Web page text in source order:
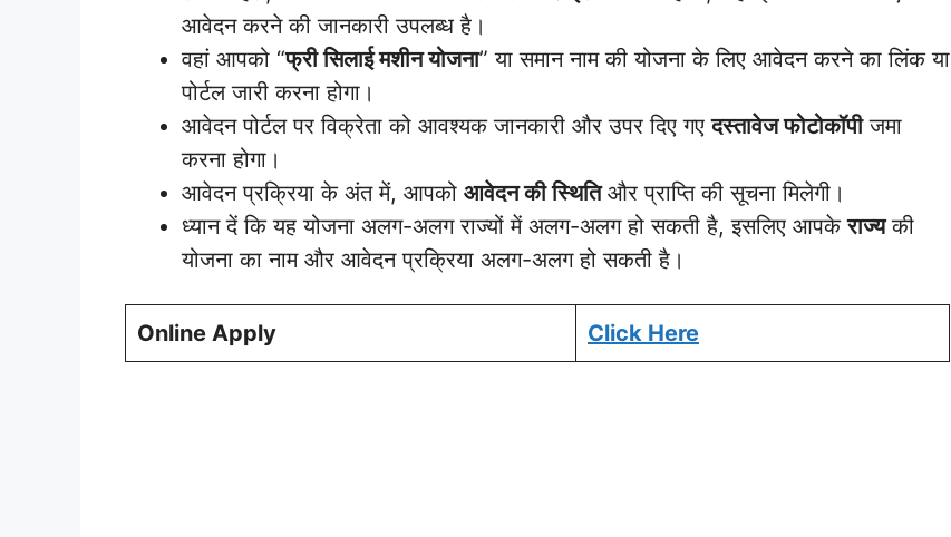
आवेदन करने की जानकारी उपलब्ध है।
वहां आपको “फ्री सिलाई मशीन योजना” या समान नाम की योजना के लिए आवेदन करने का लिंक या
पोर्टल जारी करना होगा।
आवेदन पोर्टल पर विक्रेता को आवश्यक जानकारी और उपर दिए गएदस्तावेज फोटोकॉपीजमा
करना होगा।
आवेदन प्रक्रिया के अंत में, आपको आवेदन की स्थितिऔर प्राप्ति की सूचना मिलेगी।
ध्यान दें कि यह योजना अलग-अलग राज्यों में अलग-अलग हो सकती है, इसलिए आपकेराज्यकी
योजना का नाम और आवेदन प्रक्रिया अलग-अलग हो सकती है।
Online Apply Click Here